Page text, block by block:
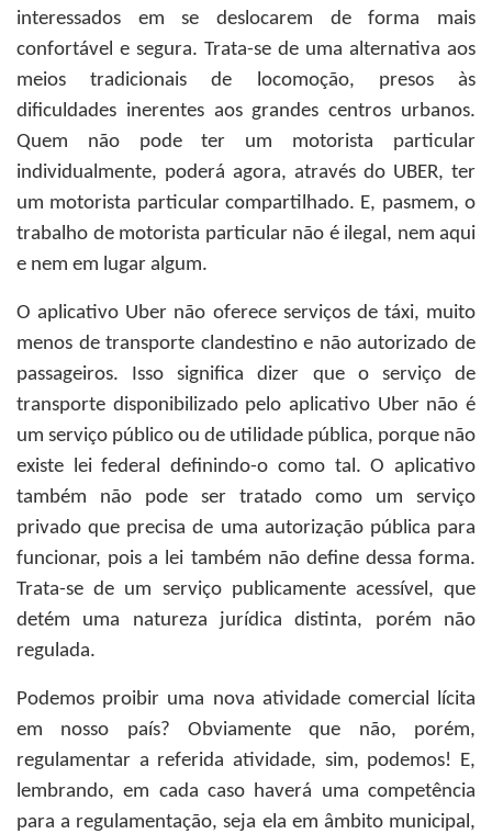
interessados em se deslocarem de forma mais
confortável e segura. Trata-se de uma alternativa aos
meios tradicionais de locomoção, presos às
dificuldades inerentes aos grandes centros urbanos.
Quem não pode ter um motorista particular
individualmente, poderá agora, através do UBER, ter
um motorista particular compartilhado. E, pasmem, o
trabalho de motorista particular não é ilegal, nem aqui
e nem em lugar algum.
O aplicativo Uber não oferece serviços de táxi, muito
menos de transporte clandestino e não autorizado de
passageiros. Isso significa dizer que o serviço de
transporte disponibilizado pelo aplicativo Uber não é
um serviço público ou de utilidade pública, porque não
existe lei federal definindo-o como tal. O aplicativo
também não pode ser tratado como um serviço
privado que precisa de uma autorização pública para
funcionar, pois a lei também não define dessa forma.
Trata-se de um serviço publicamente acessível, que
detém uma natureza jurídica distinta, porém não
regulada.
Podemos proibir uma nova atividade comercial lícita
em nosso país? Obviamente que não, porém,
regulamentar a referida atividade, sim, podemos! E,
lembrando, em cada caso haverá uma competência
para a regulamentação, seja ela em âmbito municipal,